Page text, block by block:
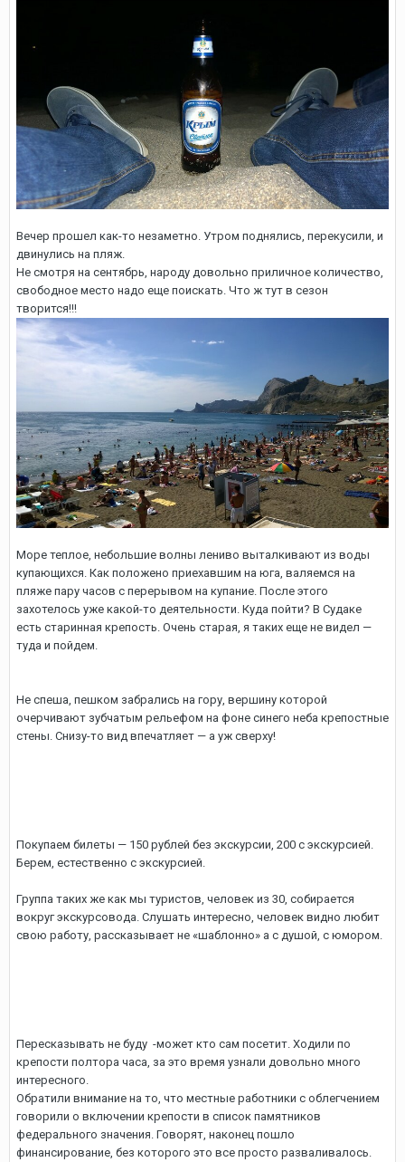
Вечер прошел как-то незаметно. Утром поднялись, перекусили, и
двинулись на пляж.
Не смотря на сентябрь, народу довольно приличное количество,
свободное место надо еще поискать. Что ж тут в сезон
творится!!!
Море теплое, небольшие волны лениво выталкивают из воды
купающихся. Как положено приехавшим на юга, валяемся на
пляже пару часов с перерывом на купание. После этого
захотелось уже какой-то деятельности. Куда пойти? В Судаке
есть старинная крепость. Очень старая, я таких еще не видел —
туда и пойдем.
Не спеша, пешком забрались на гору, вершину которой
очерчивают зубчатым рельефом на фоне синего неба крепостные
стены. Снизу-то вид впечатляет — а уж сверху!
Покупаем билеты — 150 рублей без экскурсии, 200 с экскурсией.
Берем, естественно с экскурсией.
Группа таких же как мы туристов, человек из 30, собирается
вокруг экскурсовода. Слушать интересно, человек видно любит
свою работу, рассказывает не «шаблонно» а с душой, с юмором.
Пересказывать не буду -может кто сам посетит. Ходили по
крепости полтора часа, за это время узнали довольно много
интересного.
Обратили внимание на то, что местные работники с облегчением
говорили о включении крепости в список памятников
федерального значения. Говорят, наконец пошло
финансирование, без которого это все просто разваливалось.